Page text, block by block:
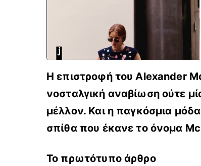
Η επιστροφή του Alexander
νοσταλγική αναβίωση ούτε
μέλλον. Και η παγκόσμια
σπίθα που έκανε το όνομα
Το πρωτότυπο άρθρο